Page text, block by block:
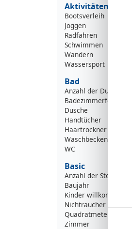
Aktivitäten
Bootsverleih
Joggen
Radfahren
Schwimmen
Wandern
Wassersport
Bad
Anzahl der Duschen
Badezimmerfenster
Dusche
Handtücher
Haartrockner
Waschbecken
WC
Basic
Anzahl der Stockwerke
Baujahr
Kinder willkommen
Nichtraucher
Quadratmeter
Zimmer